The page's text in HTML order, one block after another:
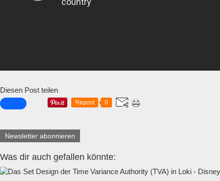
Diesen Post teilen
Repost 0
Newsletter abonnieren
Was dir auch gefallen könnte: